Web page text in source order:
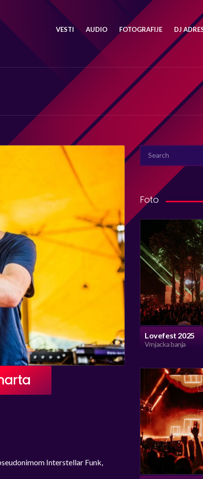
VESTI AUDIO FOTOGRAFIJE DJ
Interstellar Funk,
SEARCH
FOR:
Foto
Lovefest 2025
Vrnjacka banja